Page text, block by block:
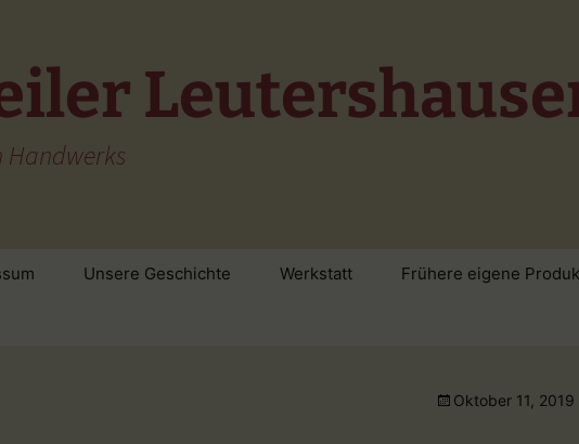
Handwerks
Unsere Geschichte Werkstatt Frühere eigene
Oktober 11, 2019